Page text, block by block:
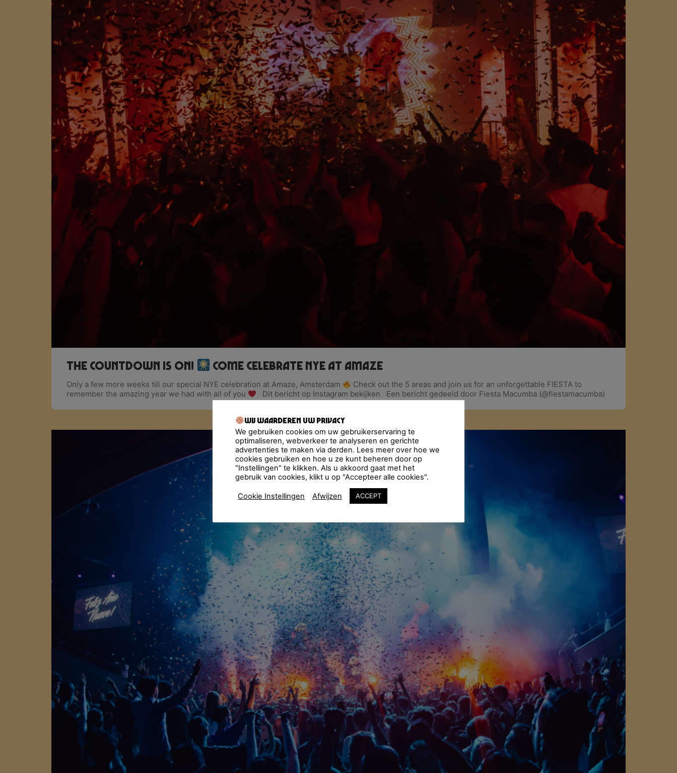
The countdown is on! Come celebrate NYE at Amaze
Only a few more weeks till our special NYE celebration at Amaze, Amsterdam
Check out the 5 areas and join us for an unforgettable FIESTA to
remember the amazing year we had with all of you
Dit bericht op Instagram bekijken Een bericht gedeeld door Fiesta Macumba (@fiestamacumba)
Wij waarderen uw privacy
We gebruiken cookies om uw gebruikerservaring te
optimaliseren, webverkeer te analyseren en gerichte
advertenties te maken via derden. Lees meer over hoe we
cookies gebruiken en hoe u ze kunt beheren door op
"Instellingen" te klikken. Als u akkoord gaat met het
gebruik van cookies, klikt u op "Accepteer alle cookies".
Cookie Instellingen Afwijzen ACCEPT